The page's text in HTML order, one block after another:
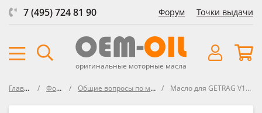
7 (495) 724 81 90 Форум Точки выдачи
оригинальные моторные масла
Главная Форум Общие вопросы по маслам Масло для GETRAG V160/161